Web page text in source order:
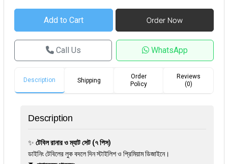
Call Us WhatsApp
Description Shipping
Order
Policy
Reviews
(0)
Description
✨টেবিল রানার ও ম্যাট সেট (৭ পিস)
ডাইনিং টেবিলের লুক বদলে দিন স্টাইলিশ ও প্রিমিয়াম ডিজাইনে।